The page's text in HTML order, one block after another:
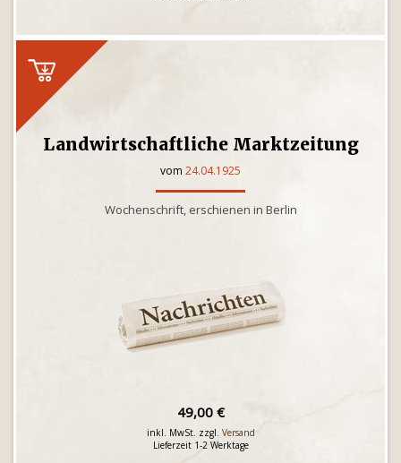
Landwirtschaftliche Marktzeitung
vom 24.04.1925
Wochenschrift, erschienen in Berlin
49,00 €
inkl. MwSt. zzgl. Versand
Lieferzeit 1-2 Werktage